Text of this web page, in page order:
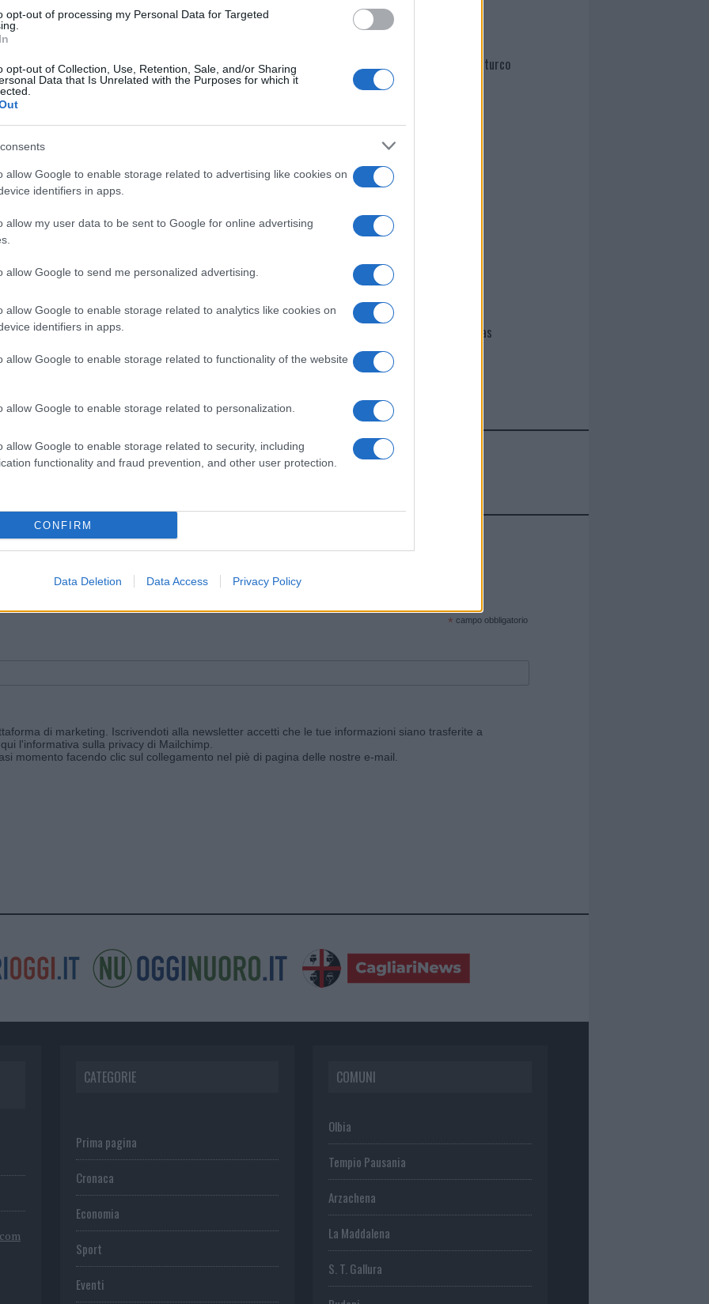
opt-out of processing my Personal Data for Targeted
opt-out of Collection, Use, Retention, Sale, and/or Sharing
Data that Is Unrelated with the Purposes for which it
allow Google to enable storage related to advertising like cookies on
identifiers in apps.
allow my user data to be sent to Google for online advertising
allow Google to send me personalized advertising.
allow Google to enable storage related to analytics like cookies on
identifiers in apps.
allow Google to enable storage related to functionality of the website
allow Google to enable storage related to personalization.
allow Google to enable storage related to security, including
functionality and fraud prevention, and other user protection.
CONFIRM
Data Deletion Data Access Privacy Policy
nella sezione
Martina Agostina Diturco
I nostri cari
I nostri cari
Giovannimaria Cabras
Invia un Comunicato Stampa|Pubblicità|Segnala
e ricevi le nostre email periodiche contenenti le ultime notizie pubblicate sul sito web!
* campo obbligatorio
di marketing. Iscrivendoti alla newsletter accetti che le tue informazioni siano trasferite a
l'informativa sulla privacy di Mailchimp
momento facendo clic sul collegamento nel piè di pagina delle nostre e-mail.
CATEGORIE
Prima pagina
Cronaca
Economia
Sport
Eventi
COMUNI
Olbia
Tempio Pausania
Arzachena
La Maddalena
S. T. Gallura